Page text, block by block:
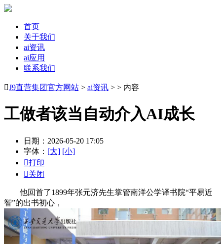
首页
关于我们
ai资讯
ai应用
联系我们
J9直营集团官方网站 > ai资讯 > > 内容
工做者该当自动介入AI成长
日期：2026-05-20 17:05
字体： [大] [小]
打印
关闭
他回首了1899年张元济先生掌管南洋公学译书院“平易近
智”的出书初心，